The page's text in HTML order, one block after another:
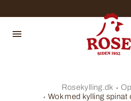
Rosekylling.dk
Wok med kylling spinat